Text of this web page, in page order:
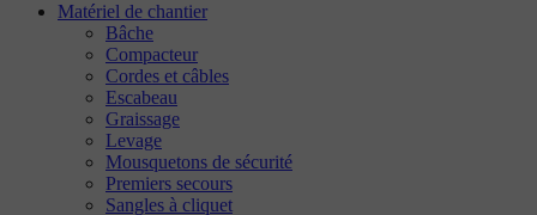
Matériel de chantier
Bâche
Compacteur
Cordes et câbles
Escabeau
Graissage
Levage
Mousquetons de sécurité
Premiers secours
Sangles à cliquet